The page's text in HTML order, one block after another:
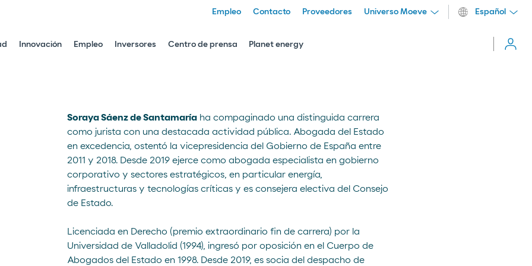
Innovación Empleo Inversores Centro de prensa Planet energy
Empleo Contacto Proveedores Universo Moeve Español
Soraya Sáenz de Santamaríaha compaginado una distinguida carrera
como jurista con una destacada actividad pública. Abogada del Estado
en excedencia, ostentó la vicepresidencia del Gobierno de España entre
2011 y 2018. Desde 2019 ejerce como abogada especialista en gobierno
corporativo y sectores estratégicos, en particular energía,
infraestructuras y tecnologías críticas y es consejera electiva del Consejo
de Estado.
Licenciada en Derecho (premio extraordinario fin de carrera) por la
Universidad de Valladolid (1994), ingresó por oposición en el Cuerpo de
Abogados del Estado en 1998. Desde 2019, es socia del despacho de